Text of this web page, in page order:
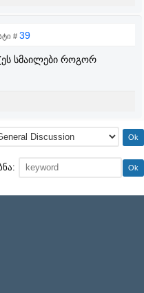
# 39
სმაილები როგორ